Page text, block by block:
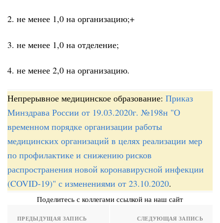
2. не менее 1,0 на организацию;+
3. не менее 1,0 на отделение;
4. не менее 2,0 на организацию.
Непрерывное медицинское образование: Приказ
Минздрава России от 19.03.2020г. №198н "О
временном порядке организации работы
медицинских организаций в целях реализации мер
по профилактике и снижению рисков
распространения новой коронавирусной инфекции
(COVID-19)" с изменениями от 23.10.2020.
Поделитесь с коллегами ссылкой на наш сайт
ПРЕДЫДУЩАЯ ЗАПИСЬ СЛЕДУЮЩАЯ ЗАПИСЬ